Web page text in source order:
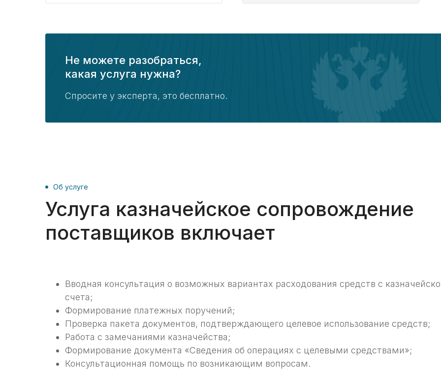
Спросите у эксперта, это бесплатно.
Не можете разобраться,
какая услуга нужна?
Услуга казначейское сопровождение
поставщиков включает
Об услуге
Вводная консультация о возможных вариантах расходования средств с
счета;
Формирование платежных поручений;
Проверка пакета документов, подтверждающего целевое использование средств;
Работа с замечаниями казначейства;
Формирование документа «Сведения об операциях с целевыми средствами»;
Консультационная помощь по возникающим вопросам.